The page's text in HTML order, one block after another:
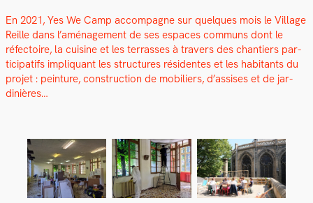
En 2021, Yes We Camp accom­pa­gne sur quelques mois le Vil­lage
Reille dans l’amé­nage­ment de ses espaces com­muns dont le
réfec­toire, la cui­sine et les ter­rass­es à tra­vers des chantiers par­
tic­i­pat­ifs impli­quant les struc­tures rési­dentes et les habi­tants du
pro­jet : pein­ture, con­struc­tion de mobiliers, d’assises et de jar­
dinières…